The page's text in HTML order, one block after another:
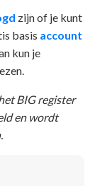
zijn of je kunt
basis account
kun je
BIG register
en wordt